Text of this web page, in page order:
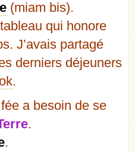
(miam bis).
qui honore
J’avais partagé
derniers déjeuners
.
a besoin de se
.
.